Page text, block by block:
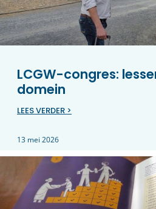
LCGW-congres:
domein
LEES VERDER >
13 mei 2026